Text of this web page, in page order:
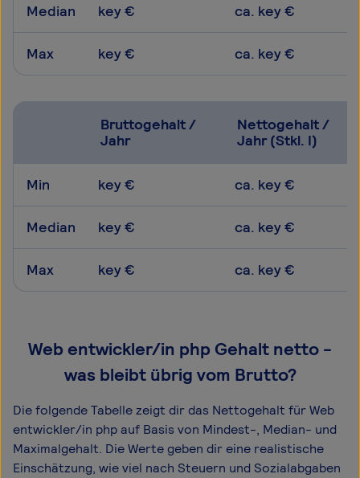
Median key € ca. key €
Max key € ca. key €
Bruttogehalt /
Jahr
Nettogehalt /
Jahr (Stkl. I)
Min key € ca. key €
Median key € ca. key €
Max key € ca. key €
Web entwickler/in php Gehalt netto -
was bleibt übrig vom Brutto?
Die folgende Tabelle zeigt dir das Netto­gehalt für Web
entwickler/in php auf Basis von Mindest-, Median- und
Maximal­gehalt. Die Werte geben dir eine realistische
Einschätzung, wie viel nach Steuern und Sozialabgaben